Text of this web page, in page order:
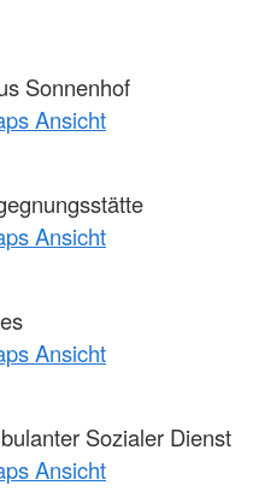
Sonnenhof
Ansicht
Ansicht
Ansicht
Sozialer Dienst
Ansicht